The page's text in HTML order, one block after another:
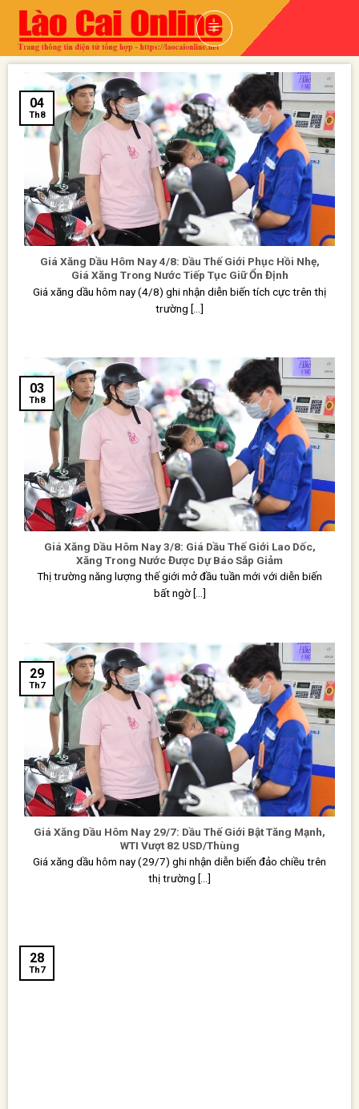
Skip
content
Giá Xăng Dầu Hôm Nay 4/8: Dầu Thế Giới Phục Hồi Nhẹ,
Giá Xăng Trong Nước Tiếp Tục Giữ Ổn Định
Giá xăng dầu hôm nay (4/8) ghi nhận diễn biến tích cực trên thị
trường [...]
04
Th8
Giá Xăng Dầu Hôm Nay 3/8: Giá Dầu Thế Giới Lao Dốc,
Xăng Trong Nước Được Dự Báo Sắp Giảm
Thị trường năng lượng thế giới mở đầu tuần mới với diễn biến
bất ngờ [...]
03
Th8
Giá Xăng Dầu Hôm Nay 29/7: Dầu Thế Giới Bật Tăng Mạnh,
WTI Vượt 82 USD/Thùng
Giá xăng dầu hôm nay (29/7) ghi nhận diễn biến đảo chiều trên
thị trường [...]
29
Th7
28
Th7